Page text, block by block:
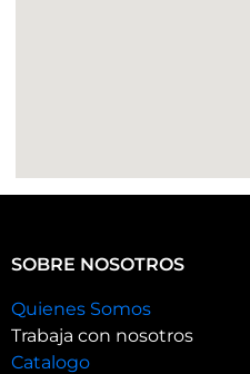
SOBRE NOSOTROS
Quienes Somos
Trabaja con nosotros
Catalogo